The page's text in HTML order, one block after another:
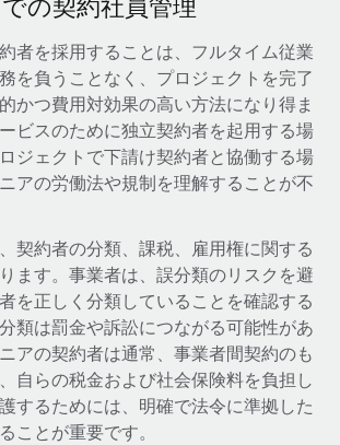
コンプライアンスの専門サポート
ドチェック
セスをシンプルに
リスクを先回りして対応
規模で提供・管理
をスピーディに設立
トナーシップの可能性を検討する
近日リリース予定
化に関するコンサルティング
契約社員管理と給与処理でRemote
要 健康とウェルネスのスタートアップである
であるWeaviateは、Remoteを使
してワークフォースを120%に増やした
る
を表示する
理
の契約社員管理
者を採用することは、フルタイム従業
を負うことなく、プロジェクトを完了
かつ費用対効果の高い方法になり得ま
ビスのために独立契約者を起用する場
ジェクトで下請け契約者と協働する場
アの労働法や規制を理解することが不
契約者の分類、課税、雇用権に関する
ます。事業者は、誤分類のリスクを避
を正しく分類していることを確認する
類は罰金や訴訟につながる可能性があ
アの契約者は通常、事業者間契約のも
自らの税金および社会保険料を負担し
するためには、明確で法令に準拠した
ことが重要です。